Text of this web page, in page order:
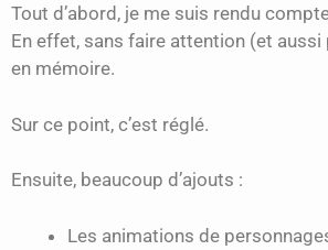
Tout d’abord, je me suis rendu
En effet, sans faire attention (et aussi
en mémoire.
Sur ce point, c’est réglé.
Ensuite, beaucoup d’ajouts :
Les animations de